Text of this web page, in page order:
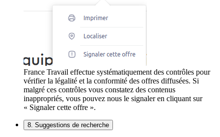
France Travail effectue systématiquement des contrôles pour
vérifier la légalité et la conformité des offres diffusées. Si
malgré ces contrôles vous constatez des contenus
inappropriés, vous pouvez nous le signaler en cliquant sur
« Signaler cette offre ».
8. Suggestions de recherche